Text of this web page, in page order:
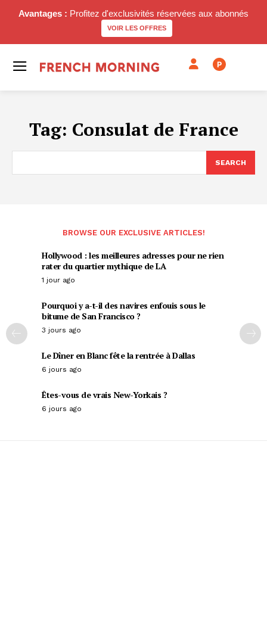
Avantages : Profitez d'exclusivités réservées aux abonnés
VOIR LES OFFRES
P
Tag: Consulat de France
SEARCH
BROWSE OUR EXCLUSIVE ARTICLES!
Hollywood : les meilleures adresses pour ne rien
rater du quartier mythique de LA
1 jour ago
Pourquoi y a-t-il des navires enfouis sous le
bitume de San Francisco ?
3 jours ago
Le Dîner en Blanc fête la rentrée à Dallas
6 jours ago
Êtes-vous de vrais New-Yorkais ?
6 jours ago